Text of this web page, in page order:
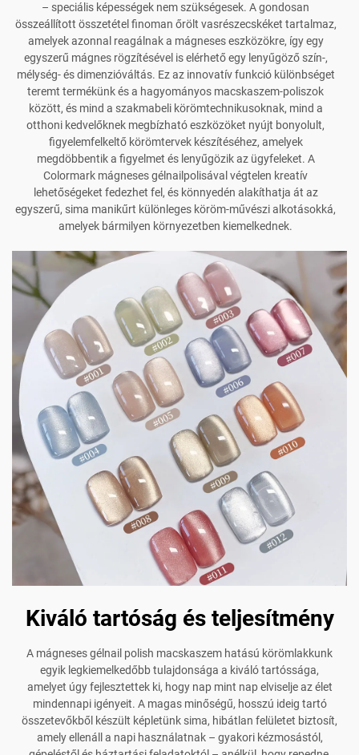
– speciális képességek nem szükségesek. A gondosan
összeállított összetétel finoman őrölt vasrészecskéket tartalmaz,
amelyek azonnal reagálnak a mágneses eszközökre, így egy
egyszerű mágnes rögzítésével is elérhető egy lenyűgöző szín-,
mélység- és dimenzióváltás. Ez az innovatív funkció különbséget
teremt termékünk és a hagyományos macskaszem-poliszok
között, és mind a szakmabeli körömtechnikusoknak, mind a
otthoni kedvelőknek megbízható eszközöket nyújt bonyolult,
figyelemfelkeltő körömtervek készítéséhez, amelyek
megdöbbentik a figyelmet és lenyűgözik az ügyfeleket. A
Colormark mágneses gélnailpolisával végtelen kreatív
lehetőségeket fedezhet fel, és könnyedén alakíthatja át az
egyszerű, sima manikűrt különleges köröm-művészi alkotásokká,
amelyek bármilyen környezetben kiemelkednek.
Kiváló tartóság és teljesítmény
A mágneses gélnail polish macskaszem hatású körömlakkunk
egyik legkiemelkedőbb tulajdonsága a kiváló tartóssága,
amelyet úgy fejlesztettek ki, hogy nap mint nap elviselje az élet
mindennapi igényeit. A magas minőségű, hosszú ideig tartó
összetevőkből készült képletünk sima, hibátlan felületet biztosít,
amely ellenáll a napi használatnak – gyakori kézmosástól,